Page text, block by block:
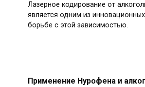
Лазерное кодирование от
является одним из
борьбе с этой зависимостью.
Применение Нурофена и